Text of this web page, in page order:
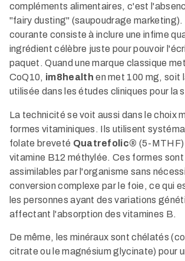
compléments alimentaires, c'est
"fairy dusting" (saupoudrage
courante consiste à inclure une infime
ingrédient célèbre juste pour pouvoir
paquet. Quand une marque classique
CoQ10, im8health en met 100 mg, soit
utilisée dans les études cliniques pour la
La technicité se voit aussi dans le choix
formes vitaminiques. Ils utilisent
folate breveté Quatrefolic® (5-MTHF)
vitamine B12 méthylée. Ces formes
assimilables par l'organisme sans
conversion complexe par le foie, ce qui
les personnes ayant des variations
affectant l'absorption des vitamines B.
De même, les minéraux sont chélatés
citrate ou le magnésium glycinate) pour